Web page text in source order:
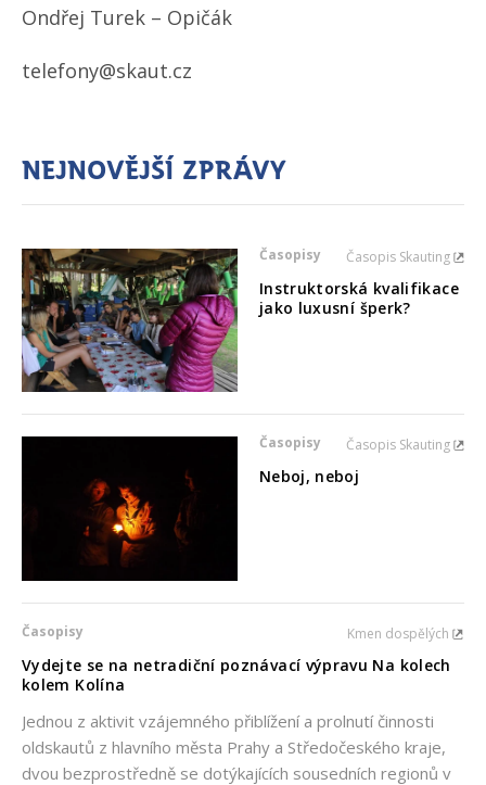
Ondřej Turek – Opičák
telefony@skaut.cz
Nejnovější zprávy
Časopisy Časopis Skauting
Instruktorská kvalifikace
jako luxusní šperk?
Časopisy Časopis Skauting
Neboj, neboj
Časopisy Kmen dospělých
Vydejte se na netradiční poznávací výpravu Na kolech
kolem Kolína
Jednou z aktivit vzájemného přiblížení a prolnutí činnosti
oldskautů z hlavního města Prahy a Středočeského kraje,
dvou bezprostředně se dotýkajících sousedních regionů v